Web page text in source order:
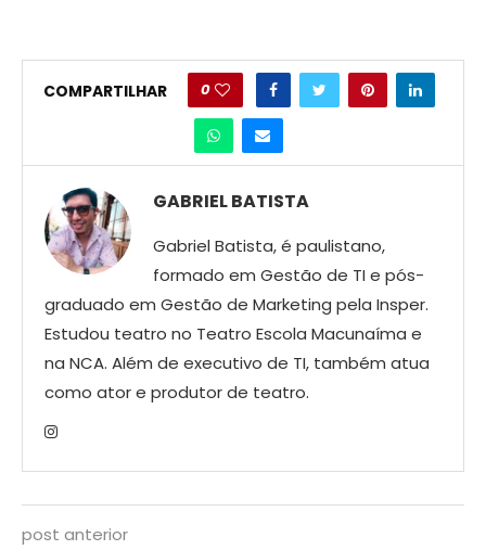
COMPARTILHAR 0
GABRIEL BATISTA
Gabriel Batista, é paulistano,
formado em Gestão de TI e pós-
graduado em Gestão de Marketing pela Insper.
Estudou teatro no Teatro Escola Macunaíma e
na NCA. Além de executivo de TI, também atua
como ator e produtor de teatro.
post anterior